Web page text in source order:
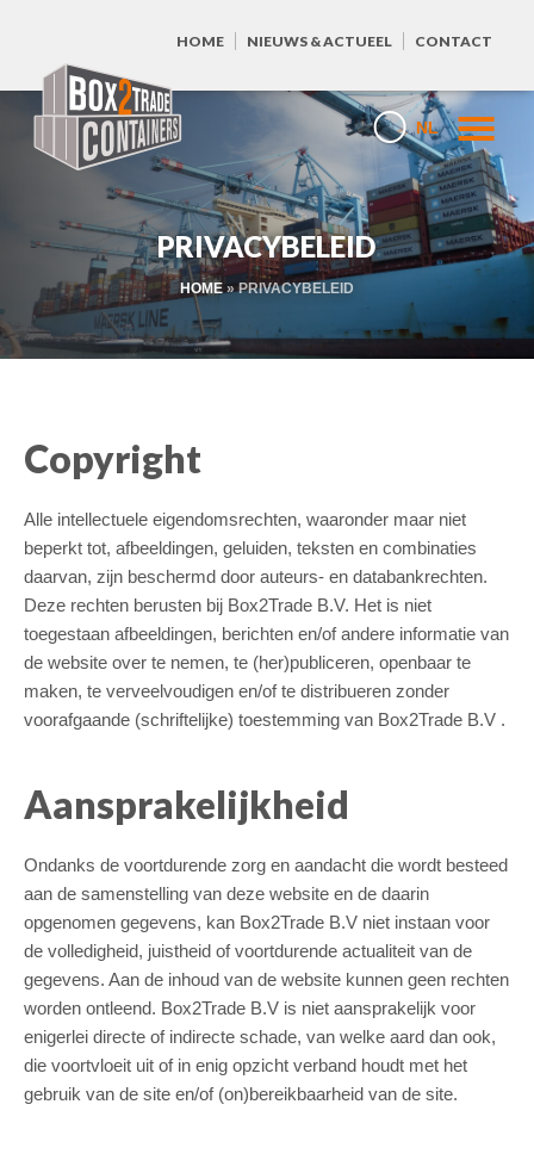
HOME NIEUWS & ACTUEEL CONTACT
NL
PRIVACYBELEID
HOME»PRIVACYBELEID
Copyright
Alle intellectuele eigendomsrechten, waaronder maar niet
beperkt tot, afbeeldingen, geluiden, teksten en combinaties
daarvan, zijn beschermd door auteurs- en databankrechten.
Deze rechten berusten bij Box2Trade B.V. Het is niet
toegestaan afbeeldingen, berichten en/of andere informatie van
de website over te nemen, te (her)publiceren, openbaar te
maken, te verveelvoudigen en/of te distribueren zonder
voorafgaande (schriftelijke) toestemming van Box2Trade B.V .
Aansprakelijkheid
Ondanks de voortdurende zorg en aandacht die wordt besteed
aan de samenstelling van deze website en de daarin
opgenomen gegevens, kan Box2Trade B.V niet instaan voor
de volledigheid, juistheid of voortdurende actualiteit van de
gegevens. Aan de inhoud van de website kunnen geen rechten
worden ontleend. Box2Trade B.V is niet aansprakelijk voor
enigerlei directe of indirecte schade, van welke aard dan ook,
die voortvloeit uit of in enig opzicht verband houdt met het
gebruik van de site en/of (on)bereikbaarheid van de site.